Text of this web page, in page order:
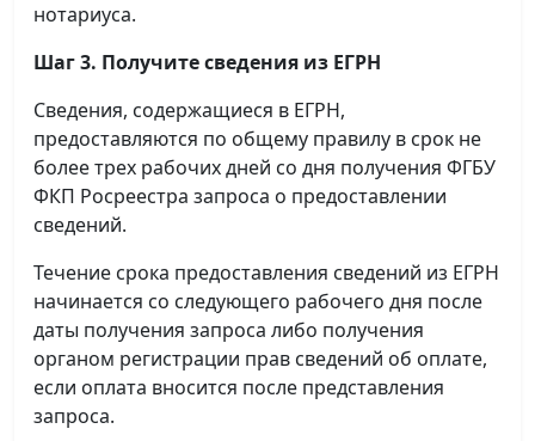
нотариуса.
Шаг 3. Получите сведения из ЕГРН
Сведения, содержащиеся в ЕГРН,
предоставляются по общему правилу в срок не
более трех рабочих дней со дня получения ФГБУ
ФКП Росреестра запроса о предоставлении
сведений.
Течение срока предоставления сведений из ЕГРН
начинается со следующего рабочего дня после
даты получения запроса либо получения
органом регистрации прав сведений об оплате,
если оплата вносится после представления
запроса.